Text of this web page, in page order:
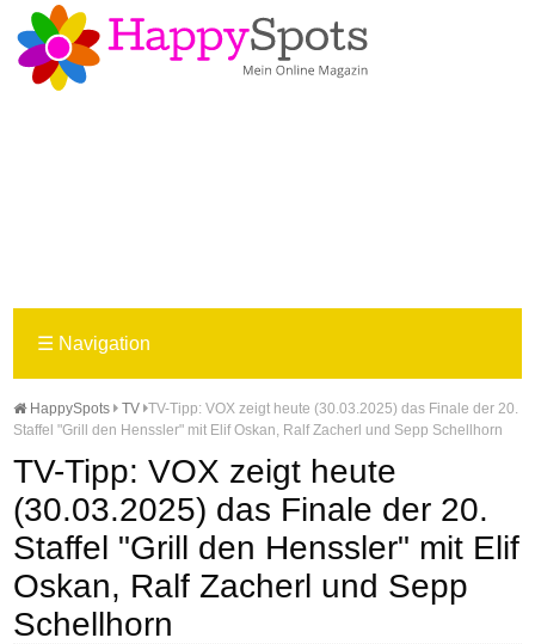
☰ Navigation
HappySpots TV TV-Tipp: VOX zeigt heute (30.03.2025) das Finale der 20.
Staffel "Grill den Henssler" mit Elif Oskan, Ralf Zacherl und Sepp Schellhorn
TV-Tipp: VOX zeigt heute
(30.03.2025) das Finale der 20.
Staffel "Grill den Henssler" mit Elif
Oskan, Ralf Zacherl und Sepp
Schellhorn